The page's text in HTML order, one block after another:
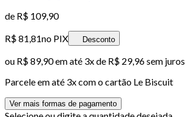
de R$ 109,90
R$ 81,81no PIX Desconto
ou R$ 89,90em até 3x de R$ 29,96 sem juros
Parcele em até 3x com o cartão Le Biscuit
Ver mais formas de pagamento